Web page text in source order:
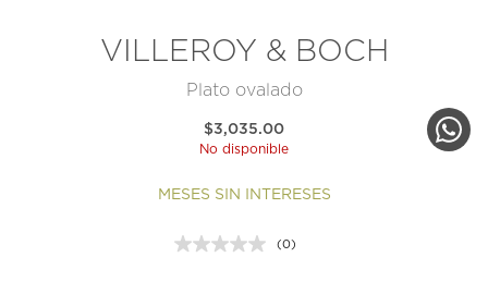
VILLEROY & BOCH
Plato ovalado
$3,035.00
No disponible
MESES SIN INTERESES
Sin
(0)